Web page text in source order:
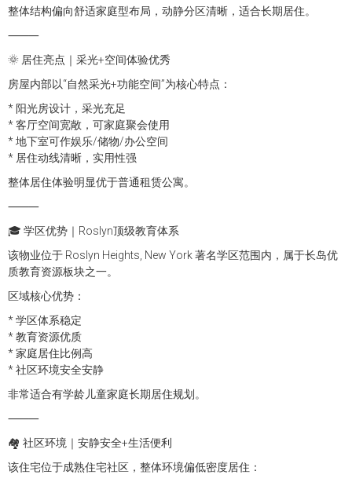
整体结构偏向舒适家庭型布局，动静分区清晰，适合长期居住。
⸻
🌞 居住亮点｜采光+空间体验优秀
房屋内部以“自然采光+功能空间”为核心特点：
* 阳光房设计，采光充足
* 客厅空间宽敞，可家庭聚会使用
* 地下室可作娱乐/储物/办公空间
* 居住动线清晰，实用性强
整体居住体验明显优于普通租赁公寓。
⸻
🎓 学区优势｜Roslyn顶级教育体系
该物业位于 Roslyn Heights, New York 著名学区范围内，属于长岛优
质教育资源板块之一。
区域核心优势：
* 学区体系稳定
* 教育资源优质
* 家庭居住比例高
* 社区环境安全安静
非常适合有学龄儿童家庭长期居住规划。
⸻
🏘 社区环境｜安静安全+生活便利
该住宅位于成熟住宅社区，整体环境偏低密度居住：